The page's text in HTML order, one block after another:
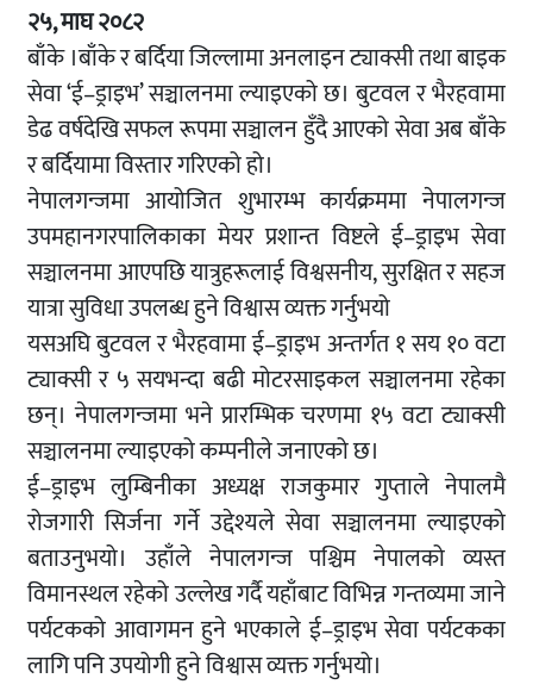
२५, माघ २०८२
बाँके ।बाँके र बर्दिया जिल्लामा अनलाइन ट्याक्सी तथा बाइक
सेवा ‘ई–ड्राइभ’ सञ्चालनमा ल्याइएको छ। बुटवल र भैरहवामा
डेढ वर्षदेखि सफल रूपमा सञ्चालन हुँदै आएको सेवा अब बाँके
र बर्दियामा विस्तार गरिएको हो।
नेपालगन्जमा आयोजित शुभारम्भ कार्यक्रममा नेपालगन्ज
उपमहानगरपालिकाका मेयर प्रशान्त विष्टले ई–ड्राइभ सेवा
सञ्चालनमा आएपछि यात्रुहरूलाई विश्वसनीय, सुरक्षित र सहज
यात्रा सुविधा उपलब्ध हुने विश्वास व्यक्त गर्नुभयो
यसअघि बुटवल र भैरहवामा ई–ड्राइभ अन्तर्गत १ सय १० वटा
ट्याक्सी र ५ सयभन्दा बढी मोटरसाइकल सञ्चालनमा रहेका
छन्। नेपालगन्जमा भने प्रारम्भिक चरणमा १५ वटा ट्याक्सी
सञ्चालनमा ल्याइएको कम्पनीले जनाएको छ।
ई–ड्राइभ लुम्बिनीका अध्यक्ष राजकुमार गुप्ताले नेपालमै
रोजगारी सिर्जना गर्ने उद्देश्यले सेवा सञ्चालनमा ल्याइएको
बताउनुभयो। उहाँले नेपालगन्ज पश्चिम नेपालको व्यस्त
विमानस्थल रहेको उल्लेख गर्दै यहाँबाट विभिन्न गन्तव्यमा जाने
पर्यटकको आवागमन हुने भएकाले ई–ड्राइभ सेवा पर्यटकका
लागि पनि उपयोगी हुने विश्वास व्यक्त गर्नुभयो।